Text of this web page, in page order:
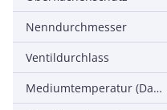
Nenndurchmesser
Ventildurchlass
Mediumtemperatur (Dauerbetrieb)